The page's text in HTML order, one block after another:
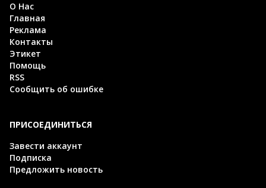
О Нас
Главная
Реклама
Контакты
Этикет
Помощь
RSS
Сообщить об ошибке
ПРИСОЕДИНИТЬСЯ
Завести аккаунт
Подписка
Предложить новость